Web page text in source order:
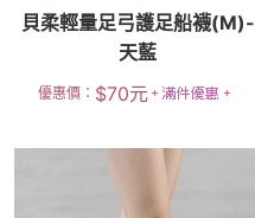
貝柔輕量足弓護足船襪(M)-
天藍
優惠價： $70元